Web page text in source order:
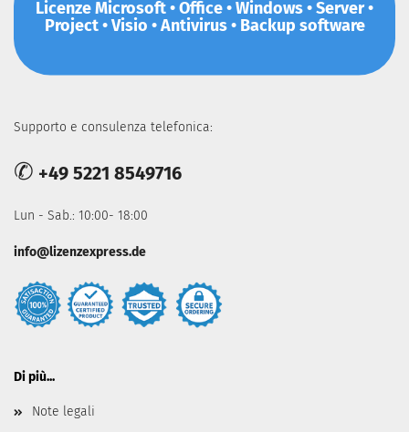
Licenze Microsoft • Office • Windows • Server •
Project • Visio • Antivirus • Backup software
Supporto e consulenza telefonica:
✆ +49 5221 8549716
Lun - Sab.: 10:00- 18:00
info@lizenzexpress.de
Di più...
Note legali